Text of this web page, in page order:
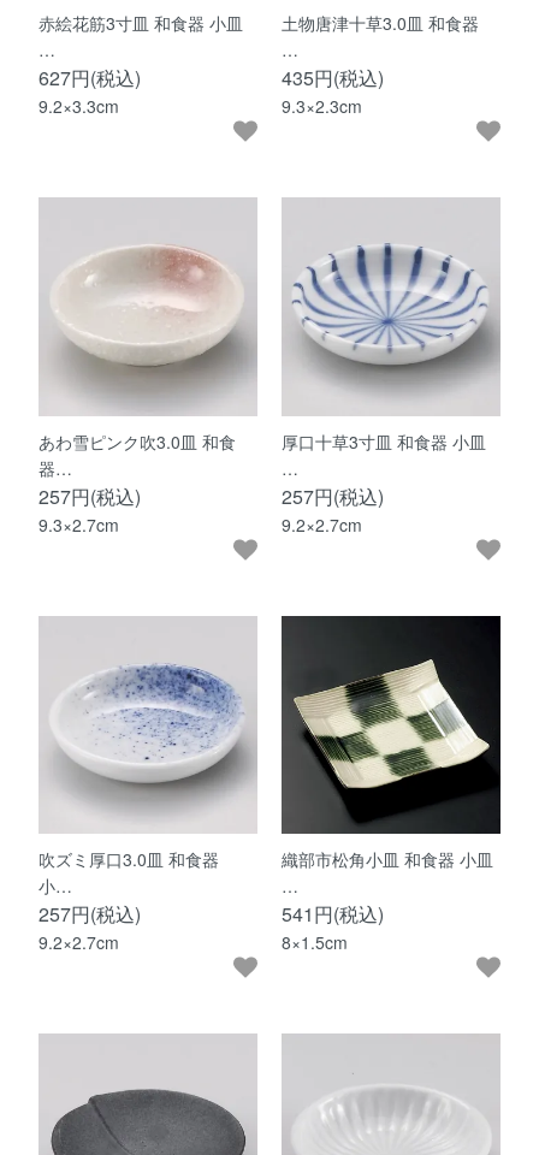
赤絵花筋3寸皿 和食器 小皿
…
627円(税込)
9.2×3.3cm
土物唐津十草3.0皿 和食器
…
435円(税込)
9.3×2.3cm
あわ雪ピンク吹3.0皿 和食
器…
257円(税込)
9.3×2.7cm
厚口十草3寸皿 和食器 小皿
…
257円(税込)
9.2×2.7cm
吹ズミ厚口3.0皿 和食器
小…
257円(税込)
9.2×2.7cm
織部市松角小皿 和食器 小皿
…
541円(税込)
8×1.5cm